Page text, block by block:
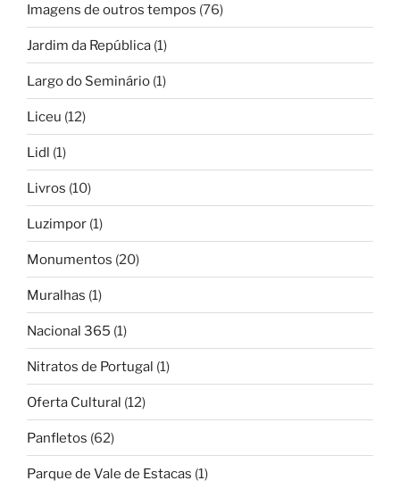
Imagens de outros tempos (76)
Jardim da República (1)
Largo do Seminário (1)
Liceu (12)
Lidl (1)
Livros (10)
Luzimpor (1)
Monumentos (20)
Muralhas (1)
Nacional 365 (1)
Nitratos de Portugal (1)
Oferta Cultural (12)
Panfletos (62)
Parque de Vale de Estacas (1)